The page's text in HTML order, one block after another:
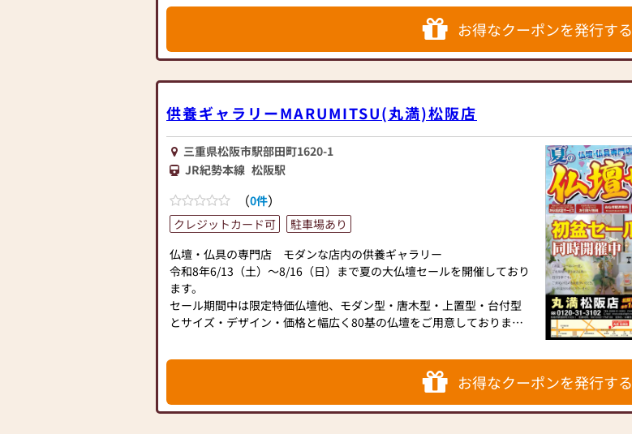
ご来店ください。
お得なクーポンを発行する
供養ギャラリーMARUMITSU(丸満)松阪店
三重県松阪市駅部田町1620-1
JR紀勢本線 松阪駅
（0件）
クレジットカード可
駐車場あり
仏壇・仏具の専門店 モダンな店内の供養ギャラリー
令和8年6/13（土）～8/16（日）まで夏の大仏壇セールを開催しており
ます。
セール期間中は限定特価仏壇他、モダン型・唐木型・上置型・台付型
とサイズ・デザイン・価格と幅広く80基の仏壇をご用意しておりま
位牌・仏像・手元供養品・ペット供養品・進物線香・念珠・墓参品も
永代供養・納骨壇・海洋散骨・墓じまいなどのご相談承ります。お気
軽にお問い合わせください。
お得なクーポンを発行する